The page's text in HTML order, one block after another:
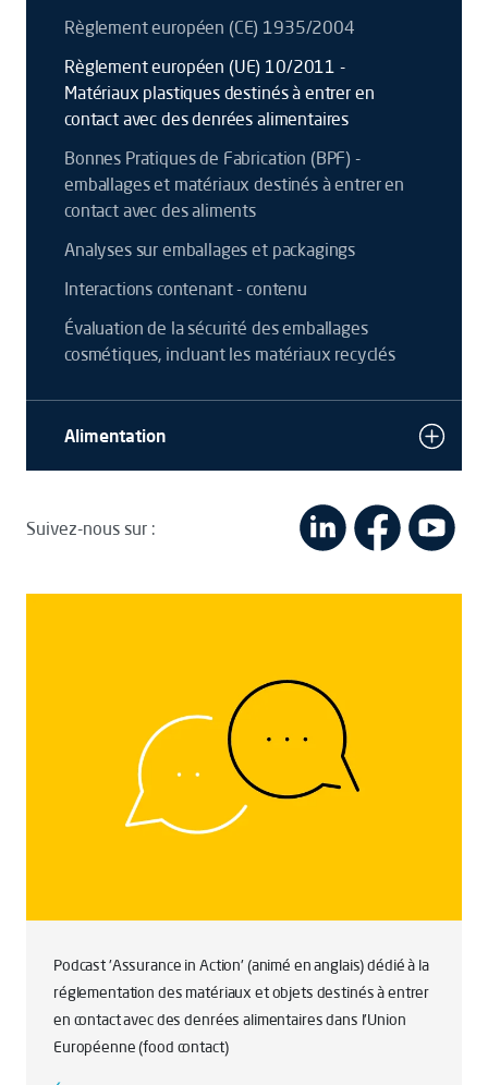
Règlement européen (CE) 1935/2004
Règlement européen (UE) 10/2011 -
Matériaux plastiques destinés à entrer en
contact avec des denrées alimentaires
Bonnes Pratiques de Fabrication (BPF) -
emballages et matériaux destinés à entrer en
contact avec des aliments
Analyses sur emballages et packagings
Interactions contenant - contenu
Évaluation de la sécurité des emballages
cosmétiques, incluant les matériaux recyclés
Alimentation
Suivez-nous sur :
Podcast 'Assurance in Action' (animé en anglais) dédié à la
réglementation des matériaux et objets destinés à entrer
en contact avec des denrées alimentaires dans l'Union
Européenne (food contact)